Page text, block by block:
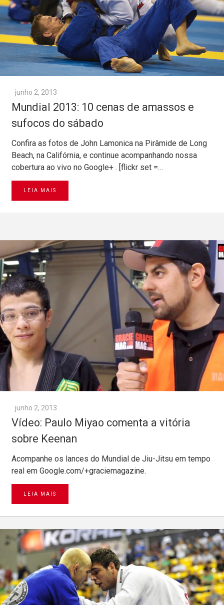
junho 2, 2013
Mundial 2013: 10 cenas de amassos e
sufocos do sábado
Confira as fotos de John Lamonica na Pirâmide de Long
Beach, na Califórnia, e continue acompanhando nossa
cobertura ao vivo no Google+ . [flickr set =…
LEIA MAIS
junho 2, 2013
Vídeo: Paulo Miyao comenta a vitória
sobre Keenan
Acompanhe os lances do Mundial de Jiu-Jitsu em tempo
real em Google.com/+graciemagazine.
LEIA MAIS